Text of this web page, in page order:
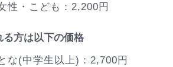
性・こども：2,200円
方は以下の価格
な(中学生以上)：2,700円